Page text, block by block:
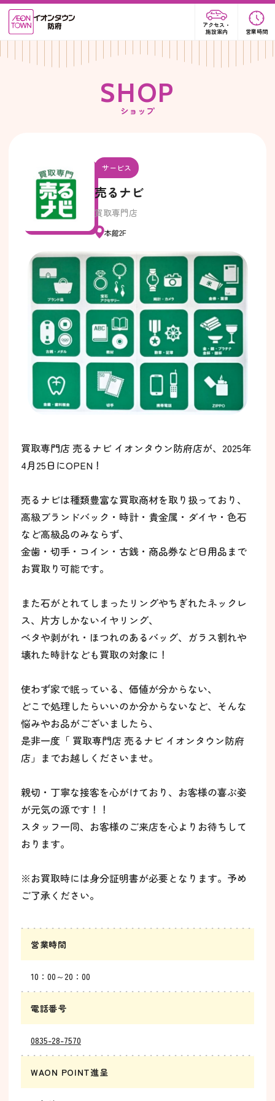
アクセス・
施設案内
営業時間
SHOP
ショップ
サービス
売るナビ
買取専門店
本館2F
買取専門店 売るナビ イオンタウン防府店が、2025年
4月25日にOPEN！
売るナビは種類豊富な買取商材を取り扱っており、
高級ブランドバック・時計・貴金属・ダイヤ・色石
など高級品のみならず、
金歯・切手・コイン・古銭・商品券など日用品まで
お買取り可能です。
また石がとれてしまったリングやちぎれたネックレ
ス、片方しかないイヤリング、
ベタや剥がれ・ほつれのあるバッグ、ガラス割れや
壊れた時計なども買取の対象に！
使わず家で眠っている、価値が分からない、
どこで処理したらいいのか分からないなど、そんな
悩みやお品がございましたら、
是非一度「 買取専門店 売るナビ イオンタウン防府
店」までお越しくださいませ。
親切・丁寧な接客を心がけており、お客様の喜ぶ姿
が元気の源です！！
スタッフ一同、お客様のご来店を心よりお待ちして
おります。
※お買取時には身分証明書が必要となります。予め
ご了承ください。
営業時間
10：00～20：00
電話番号
0835-28-7570
WAON POINT進呈